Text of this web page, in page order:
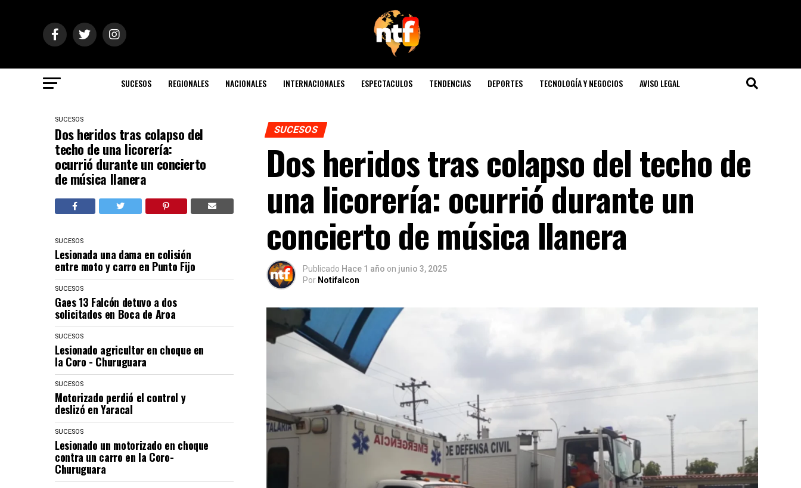
SUCESOS REGIONALES NACIONALES INTERNACIONALES ESPECTACULOS TENDENCIAS DEPORTES TECNOLOGÍA Y NEGOCIOS AVISO LEGAL
SUCESOS
Dos heridos tras colapso del
techo de una licorería:
ocurrió durante un concierto
de música llanera
SUCESOS
Lesionada una dama en colisión
entre moto y carro en Punto Fijo
SUCESOS
Gaes 13 Falcón detuvo a dos
solicitados en Boca de Aroa
SUCESOS
Lesionado agricultor en choque en
la Coro - Churuguara
SUCESOS
Motorizado perdió el control y
deslizó en Yaracal
SUCESOS
Lesionado un motorizado en choque
contra un carro en la Coro-
Churuguara
SUCESOS
Dos heridos tras colapso del techo de
una licorería: ocurrió durante un
concierto de música llanera
Publicado Hace 1 año on junio 3, 2025
Por Notifalcon